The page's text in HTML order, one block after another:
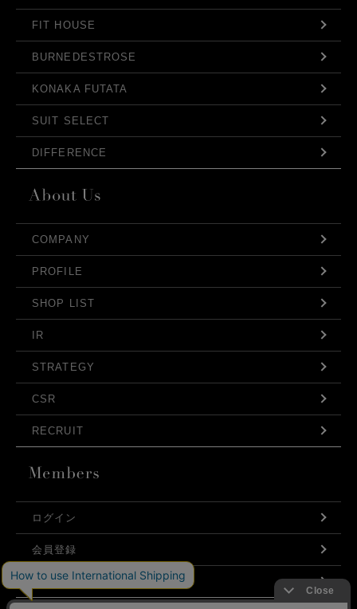
発売日
価格(安い順)
FIT HOUSE
BURNEDESTROSE
KONAKA FUTATA
SUIT SELECT
DIFFERENCE
COMPANY
PROFILE
SHOP LIST
IR
STRATEGY
CSR
RECRUIT
ログイン
会員登録
利用規約